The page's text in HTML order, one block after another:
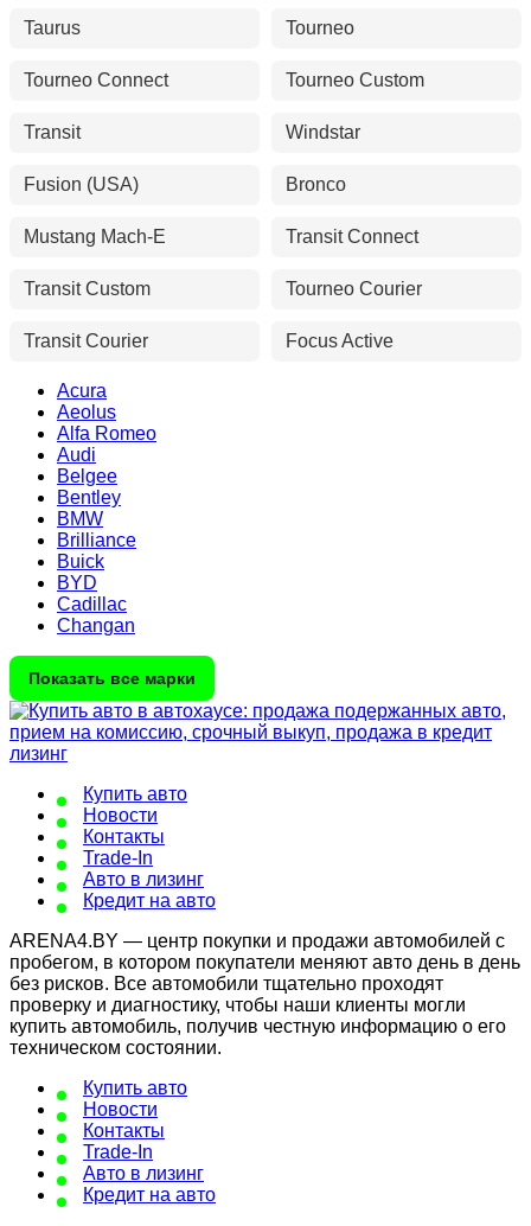
Taurus Tourneo
Tourneo Connect Tourneo Custom
Transit Windstar
Fusion (USA) Bronco
Mustang Mach-E Transit Connect
Transit Custom Tourneo Courier
Transit Courier Focus Active
Acura
Aeolus
Alfa Romeo
Audi
Belgee
Bentley
BMW
Brilliance
Buick
BYD
Cadillac
Changan
Показать все марки
Купить авто
Новости
Контакты
Trade-In
Авто в лизинг
Кредит на авто
ARENA4.BY — центр покупки и продажи автомобилей с
пробегом, в котором покупатели меняют авто день в день
без рисков. Все автомобили тщательно проходят
проверку и диагностику, чтобы наши клиенты могли
купить автомобиль, получив честную информацию о его
техническом состоянии.
Купить авто
Новости
Контакты
Trade-In
Авто в лизинг
Кредит на авто